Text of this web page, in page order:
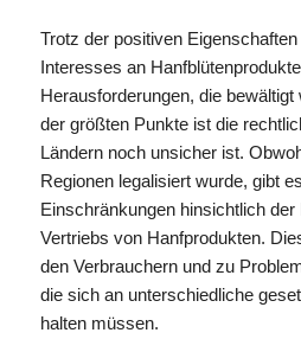
Trotz der positiven
Interesses an
Herausforderungen, die
der größten Punkte ist die
Ländern noch unsicher ist.
Regionen legalisiert wurde, gibt
Einschränkungen hinsichtlich der
Vertriebs von Hanfprodukten.
den Verbrauchern und zu
die sich an unterschiedliche
halten müssen.